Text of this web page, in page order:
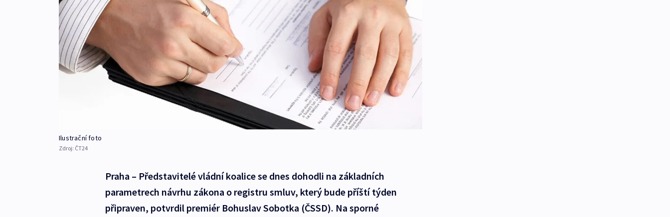
Ilustrační foto
Zdroj: ČT24
Praha – Představitelé vládní koalice se dnes dohodli na základních
parametrech návrhu zákona o registru smluv, který bude příští týden
připraven, potvrdil premiér Bohuslav Sobotka (ČSSD). Na sporné